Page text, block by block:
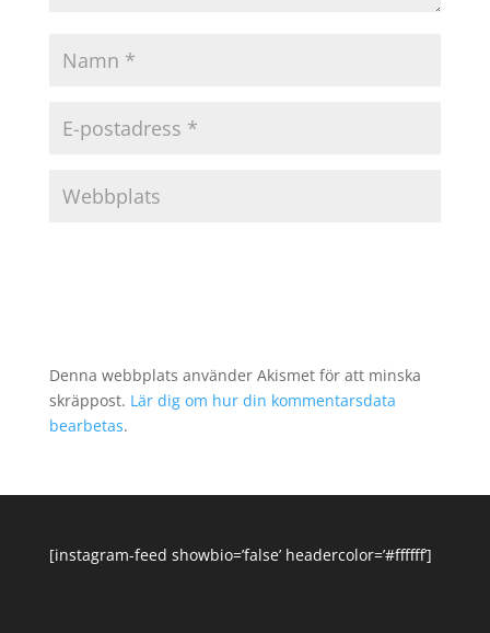
Denna webbplats använder Akismet för att minska
skräppost. Lär dig om hur din kommentarsdata
bearbetas.
[instagram-feed showbio=’false’ headercolor=’#ffffff’]